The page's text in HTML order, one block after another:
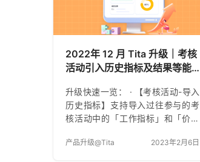
级一键展开 管理者想快速查看项目
下所有任务的状态进度情况？只关
心重要一级任务执行情况子任务太
你更便捷的查看任务数据 1.项…
2022年 12 月 Tita 升级｜考核
活动引入历史指标及结果等能
升级快速一览： · 【考核活动-导入
历史指标】支持导入过往参与的考
核活动中的「工作指标」和「价值
价】整体评价类型的上级评价支持
产品升级@Tita 2023年2月6日